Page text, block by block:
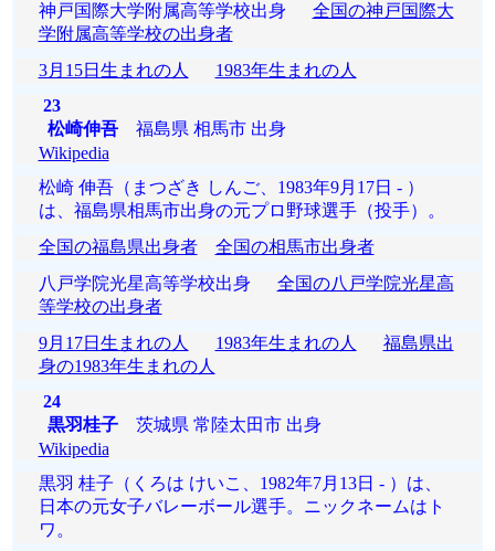
神戸国際大学附属高等学校出身 全国の神戸国際大
学附属高等学校の出身者
3月15日生まれの人
1983年生まれの人
23
松崎伸吾福島県 相馬市 出身
Wikipedia
松崎 伸吾（まつざき しんご、1983年9月17日 - ）
は、福島県相馬市出身の元プロ野球選手（投手）。
全国の福島県出身者
全国の相馬市出身者
八戸学院光星高等学校出身 全国の八戸学院光星高
等学校の出身者
9月17日生まれの人
1983年生まれの人
福島県出
身の1983年生まれの人
24
黒羽桂子茨城県 常陸太田市 出身
Wikipedia
黒羽 桂子（くろは けいこ、1982年7月13日 - ）は、
日本の元女子バレーボール選手。ニックネームはト
ワ。